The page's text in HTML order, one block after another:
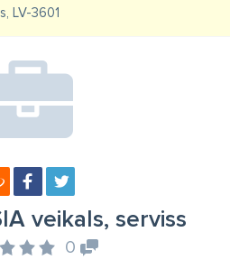
LV-3601
veikals, serviss
0